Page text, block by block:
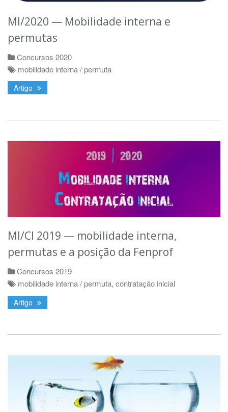
MI/2020 — Mobilidade interna e
permutas
Concursos 2020
mobilidade interna / permuta
Artigo
MI/CI 2019 — mobilidade interna,
permutas e a posição da Fenprof
Concursos 2019
mobilidade interna / permuta, contratação inicial
Artigo